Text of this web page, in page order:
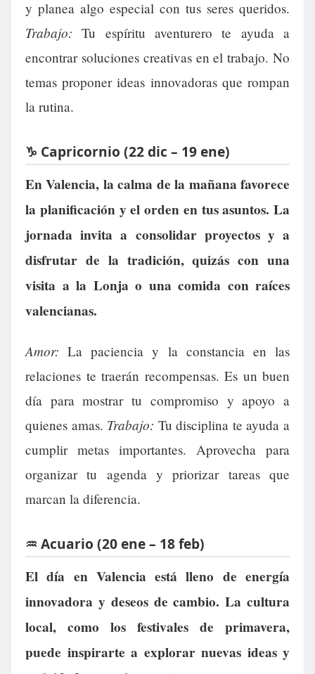
y planea algo especial con tus seres queridos.
Trabajo: Tu espíritu aventurero te ayuda a
encontrar soluciones creativas en el trabajo. No
temas proponer ideas innovadoras que rompan
la rutina.
♑ Capricornio (22 dic – 19 ene)
En Valencia, la calma de la mañana favorece
la planificación y el orden en tus asuntos. La
jornada invita a consolidar proyectos y a
disfrutar de la tradición, quizás con una
visita a la Lonja o una comida con raíces
valencianas.
Amor: La paciencia y la constancia en las
relaciones te traerán recompensas. Es un buen
día para mostrar tu compromiso y apoyo a
quienes amas. Trabajo: Tu disciplina te ayuda a
cumplir metas importantes. Aprovecha para
organizar tu agenda y priorizar tareas que
marcan la diferencia.
♒ Acuario (20 ene – 18 feb)
El día en Valencia está lleno de energía
innovadora y deseos de cambio. La cultura
local, como los festivales de primavera,
puede inspirarte a explorar nuevas ideas y